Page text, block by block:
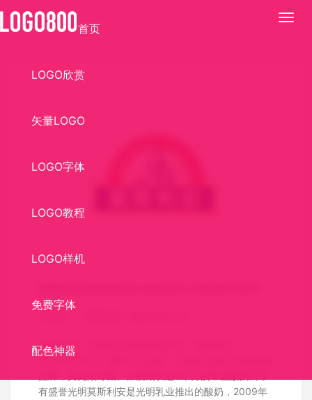
展
首页
LOGO欣赏
矢量LOGO
LOGO字体
LOGO教程
LOGO样机
免费字体
配色神器
标识介绍：光明乳业股份有限公司，莫斯利安
Momchilovtsi，酸奶十大品牌，光明乳业旗下高端酸奶
有盛誉光明莫斯利安是光明乳业推出的酸奶，2009年